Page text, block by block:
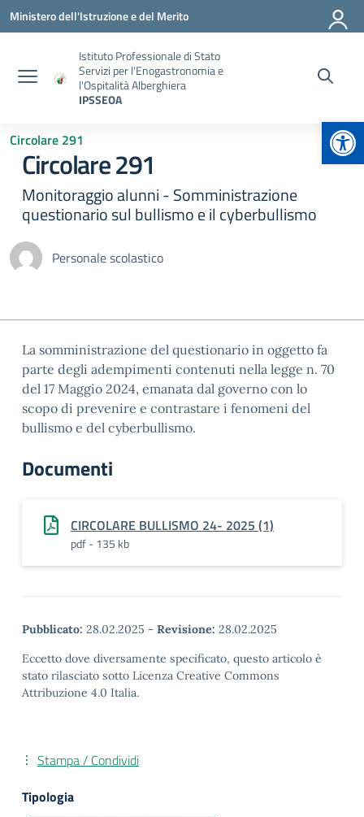
Vai ai contenuti
Vai al menu di navigazione
Vai al footer
Ministero dell'Istruzione e del Merito
Istituto Professionale di Stato
Servizi per l'Enogastronomia e
l'Ospitalità Alberghiera
IPSSEOA
Circolare 291
Circolare 291
Monitoraggio alunni - Somministrazione
questionario sul bullismo e il cyberbullismo
Personale scolastico
La somministrazione del questionario in oggetto fa
parte degli adempimenti contenuti nella legge n. 70
del 17 Maggio 2024, emanata dal governo con lo
scopo di prevenire e contrastare i fenomeni del
bullismo e del cyberbullismo.
Documenti
CIRCOLARE BULLISMO 24- 2025 (1)
pdf - 135 kb
Pubblicato: 28.02.2025 - Revisione: 28.02.2025
Eccetto dove diversamente specificato, questo articolo è
stato rilasciato sotto Licenza Creative Commons
Attribuzione 4.0 Italia.
Stampa / Condividi
Tipologia